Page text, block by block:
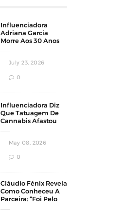
Influenciadora
Adriana Garcia
Morre Aos 30 Anos
Estético
July 23, 2026
0
Influenciadora Diz
Que Tatuagem De
Cannabis Afastou
May 08, 2026
0
Cláudio Fénix Revela
Como Conheceu A
Parceira: “Foi Pelo